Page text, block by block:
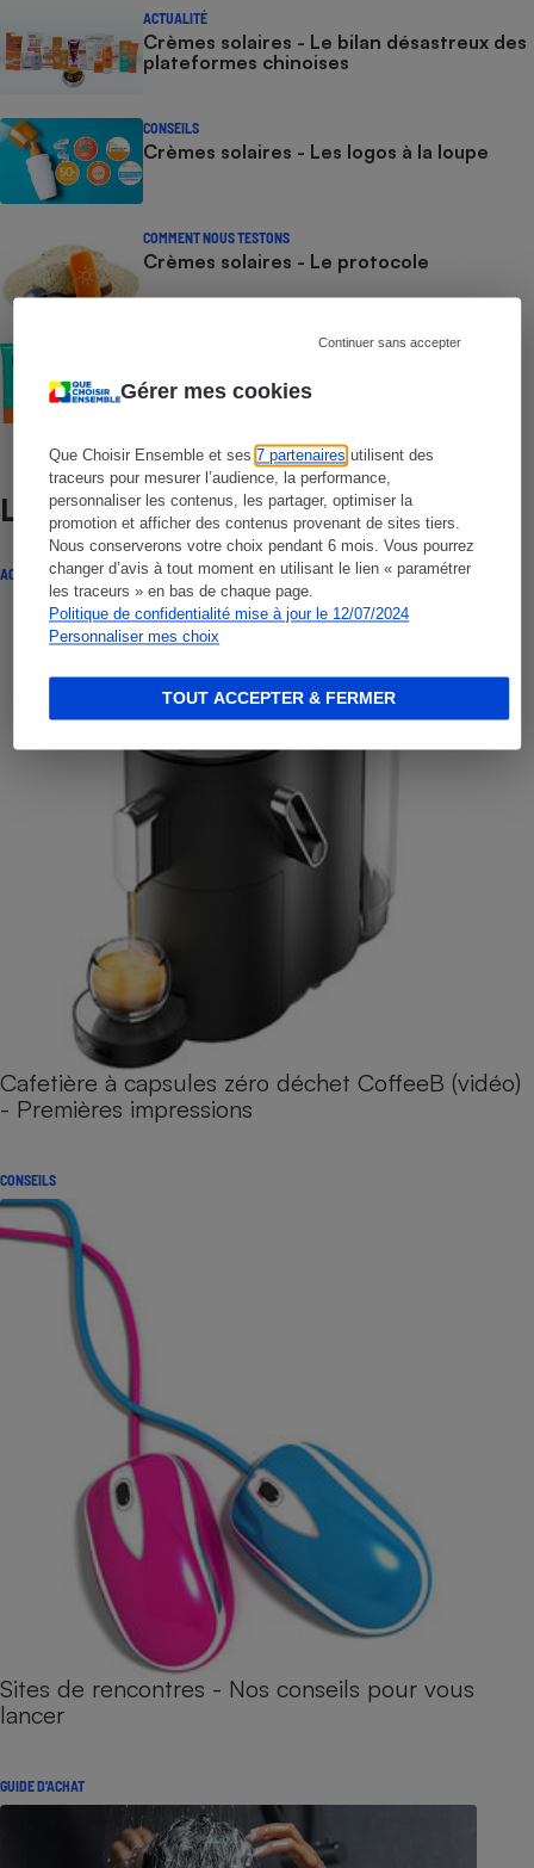
Gérer mes cookies
Que Choisir Ensemble et ses7 partenaires utilisent des
traceurs pour mesurer l’audience, la performance,
personnaliser les contenus, les partager, optimiser la
promotion et afficher des contenus provenant de sites tiers.
Nous conserverons votre choix pendant 6 mois. Vous pourrez
changer d’avis à tout moment en utilisant le lien « paramétrer
les traceurs » en bas de chaque page.
Politique de confidentialité mise à jour le 12/07/2024
Personnaliser mes choix
Continuer sans accepter
TOUT ACCEPTER & FERMER
ACTUALITÉ
Crèmes solaires - Le bilan désastreux des
plateformes chinoises
CONSEILS
Crèmes solaires - Les logos à la loupe
COMMENT NOUS TESTONS
Crèmes solaires - Le protocole
Lire aussi
ACTUALITÉ
Cafetière à capsules zéro déchet CoffeeB (vidéo)
- Premières impressions
CONSEILS
Sites de rencontres - Nos conseils pour vous
lancer
GUIDE D'ACHAT